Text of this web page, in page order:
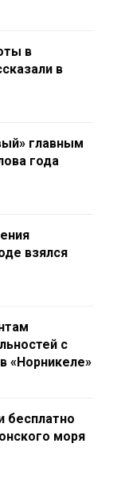
в
в
главным
года
взялся
с
«Норникеле»
бесплатно
моря